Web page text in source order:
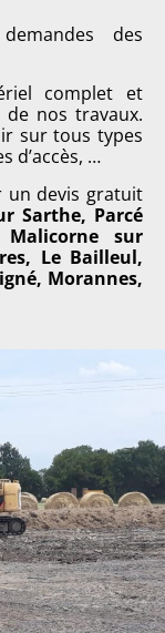
des
complet et
nos travaux.
sur tous types
d’accès, …
un devis gratuit
Sarthe, Parcé
sur
Le Bailleul,
Morannes,